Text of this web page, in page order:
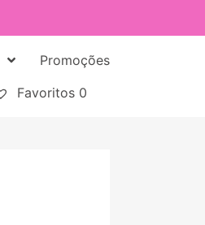
Promoções
Favoritos 0